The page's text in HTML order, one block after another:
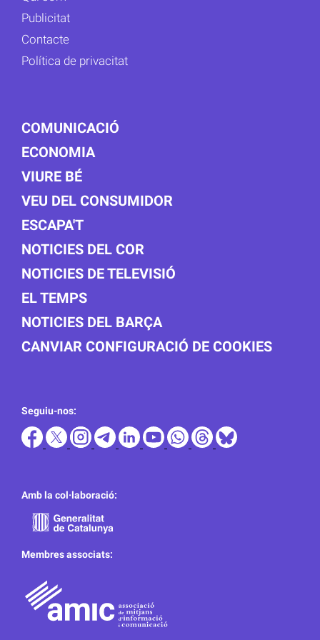
Publicitat
Contacte
Política de privacitat
COMUNICACIÓ
ECONOMIA
VIURE BÉ
VEU DEL CONSUMIDOR
ESCAPA'T
NOTICIES DEL COR
NOTICIES DE TELEVISIÓ
EL TEMPS
NOTICIES DEL BARÇA
CANVIAR CONFIGURACIÓ DE COOKIES
Seguiu-nos:
Amb la col·laboració:
Membres associats: